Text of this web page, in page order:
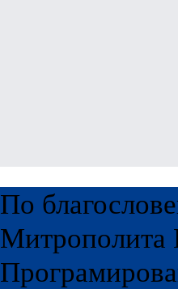
По
Митрополита